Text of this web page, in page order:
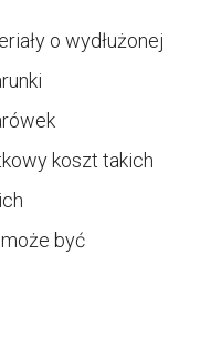
o wydłużonej
koszt takich
być